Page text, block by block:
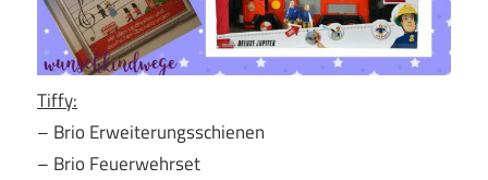
Tiffy:
– Brio Erweiterungsschienen
– Brio Feuerwehrset